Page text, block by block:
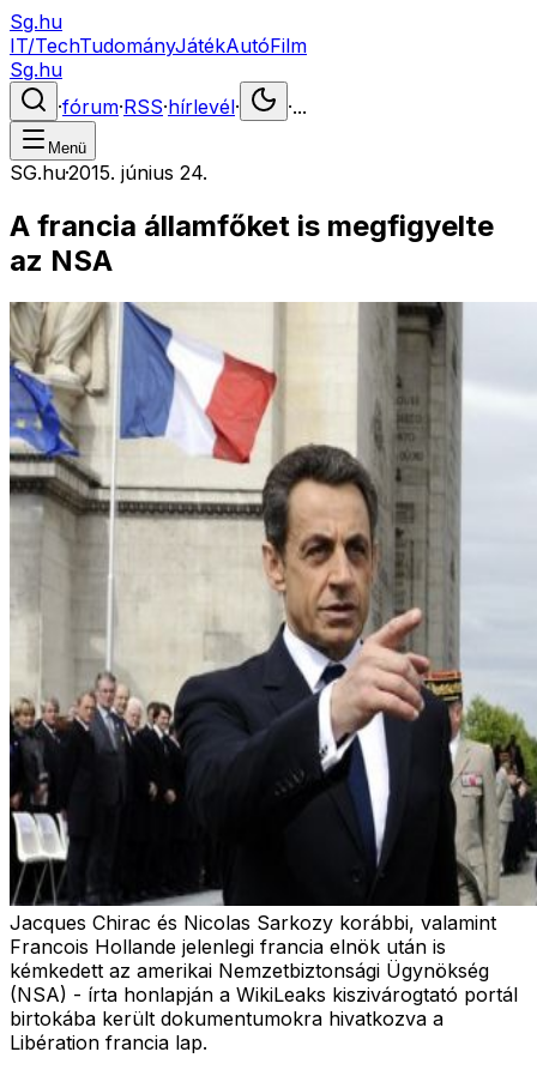
Sg.hu
IT/TechTudományJátékAutóFilm
Sg.hu
·fórum·RSS·hírlevél· ·...
Menü
SG.hu·2015. június 24.
A francia államfőket is megfigyelte
az NSA
Jacques Chirac és Nicolas Sarkozy korábbi, valamint
Francois Hollande jelenlegi francia elnök után is
kémkedett az amerikai Nemzetbiztonsági Ügynökség
(NSA) - írta honlapján a WikiLeaks kiszivárogtató portál
birtokába került dokumentumokra hivatkozva a
Libération francia lap.